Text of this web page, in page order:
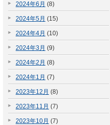
2024年6月 (8)
2024年5月 (15)
2024年4月 (10)
2024年3月 (9)
2024年2月 (8)
2024年1月 (7)
2023年12月 (8)
2023年11月 (7)
2023年10月 (7)